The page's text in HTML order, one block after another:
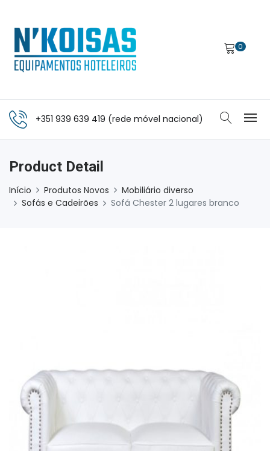
0
+351 939 639 419 (rede móvel nacional)
Product Detail
Início Produtos Novos
Mobiliário diverso
Sofás e Cadeirões
Sofá Chester 2 lugares branco